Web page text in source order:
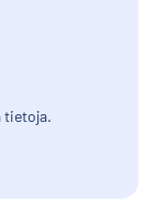
tietoja.